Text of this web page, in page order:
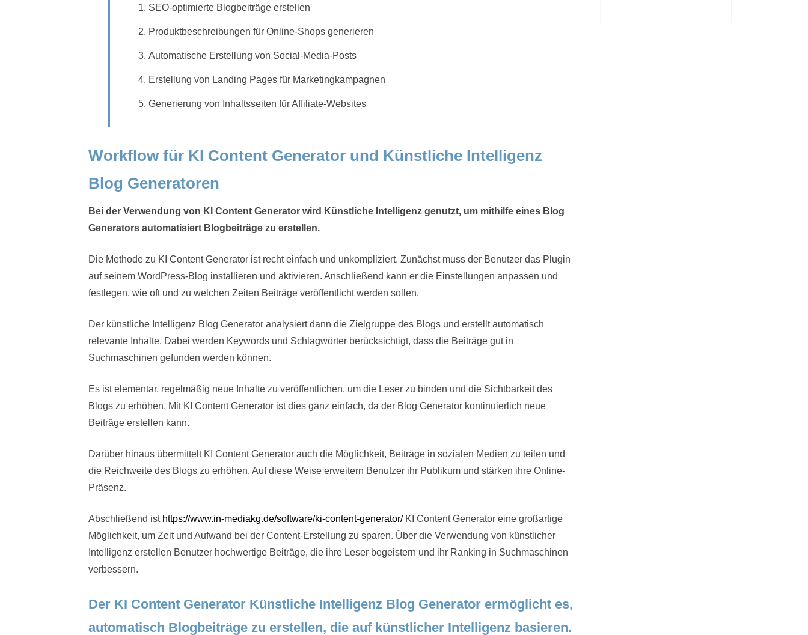
SEO-optimierte Blogbeiträge erstellen
Produktbeschreibungen für Online-Shops generieren
Automatische Erstellung von Social-Media-Posts
Erstellung von Landing Pages für Marketingkampagnen
Generierung von Inhaltsseiten für Affiliate-Websites
Workflow für KI Content Generator und Künstliche Intelligenz
Blog Generatoren
Bei der Verwendung von KI Content Generator wird Künstliche Intelligenz genutzt, um mithilfe eines Blog
Generators automatisiert Blogbeiträge zu erstellen.
Die Methode zu KI Content Generator ist recht einfach und unkompliziert. Zunächst muss der Benutzer das Plugin
auf seinem WordPress-Blog installieren und aktivieren. Anschließend kann er die Einstellungen anpassen und
festlegen, wie oft und zu welchen Zeiten Beiträge veröffentlicht werden sollen.
Der künstliche Intelligenz Blog Generator analysiert dann die Zielgruppe des Blogs und erstellt automatisch
relevante Inhalte. Dabei werden Keywords und Schlagwörter berücksichtigt, dass die Beiträge gut in
Suchmaschinen gefunden werden können.
Es ist elementar, regelmäßig neue Inhalte zu veröffentlichen, um die Leser zu binden und die Sichtbarkeit des
Blogs zu erhöhen. Mit KI Content Generator ist dies ganz einfach, da der Blog Generator kontinuierlich neue
Beiträge erstellen kann.
Darüber hinaus übermittelt KI Content Generator auch die Möglichkeit, Beiträge in sozialen Medien zu teilen und
die Reichweite des Blogs zu erhöhen. Auf diese Weise erweitern Benutzer ihr Publikum und stärken ihre Online-
Präsenz.
Abschließend ist https://www.in-mediakg.de/software/ki-content-generator/KI Content Generator eine großartige
Möglichkeit, um Zeit und Aufwand bei der Content-Erstellung zu sparen. Über die Verwendung von künstlicher
Intelligenz erstellen Benutzer hochwertige Beiträge, die ihre Leser begeistern und ihr Ranking in Suchmaschinen
verbessern.
Der KI Content Generator Künstliche Intelligenz Blog Generator ermöglicht es,
automatisch Blogbeiträge zu erstellen, die auf künstlicher Intelligenz basieren.